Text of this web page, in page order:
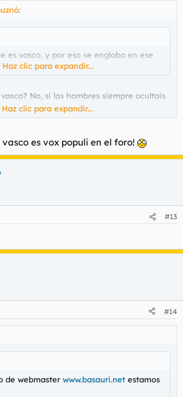
es vasco, y por eso se engloba en ese
Haz clic para expandir...
No, si los hombres siempre ocultais
soy catalana. :)
Haz clic para expandir...
es vox populi en el foro!
#13
#14
de webmaster www.basauri.net estamos